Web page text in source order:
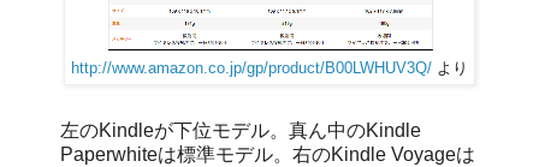
http://www.amazon.co.jp/gp/product/B00LWHUV3Q/ より
左のKindleが下位モデル。真ん中のKindle
Paperwhiteは標準モデル。右のKindle Voyageは